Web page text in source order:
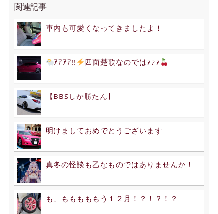
関連記事
車内も可愛くなってきましたよ！
ｱｱｱｱ!! 四面楚歌なのではｧｧｧ
【BBSしか勝たん】
明けましておめでとうございます
真冬の怪談も乙なものではありませんか！
も、もももももう１２月！？！？！？